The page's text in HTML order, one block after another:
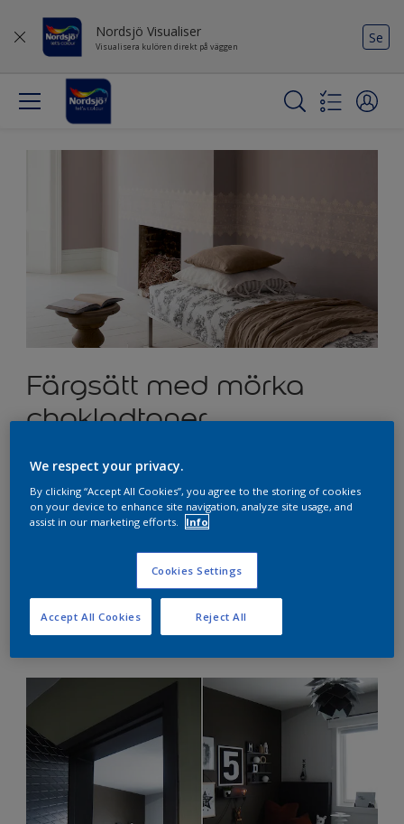
Nordsjö Visualiser
Visualisera kulören direkt på väggen
Se
Färgsätt med mörka
chokladtoner
Dekadenta chokladbruna toner – från mörkare nyanser av
fyllig mocka – har förmågan att förvandla vilket rum som
We respect your privacy.
By clicking “Accept All Cookies”, you agree to the storing of cookies
on your device to enhance site navigation, analyze site usage, and
assist in our marketing efforts.
Info
Cookies Settings
Reject All
Accept All Cookies